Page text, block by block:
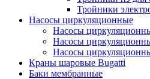
Тройники
Насосы циркуляционные
Насосы
Насосы
Насосы
Краны шаровые Bugatti
Баки мембранные